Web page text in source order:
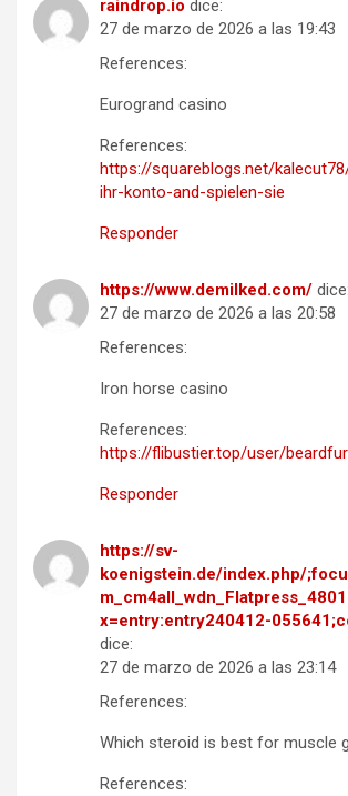
raindrop.io dice:
27 de marzo de 2026 a las 19:43
References:
Eurogrand casino
References:
https://squareblogs.net/
ihr-konto-and-spielen-sie
Responder
https://www.demilked.com/ dice:
27 de marzo de 2026 a las 20:58
References:
Iron horse casino
References:
https://flibustier.top/user/
Responder
https://sv-
koenigstein.de/index.php/
x=entry:entry240412-
dice:
27 de marzo de 2026 a las 23:14
References:
Which steroid is best for muscle
References: